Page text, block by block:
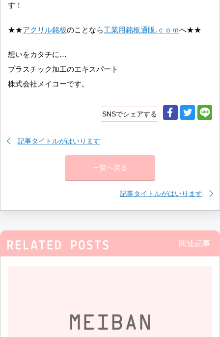
す！
★★アクリル銘板のことなら工業用銘板通販.ｃｏｍへ★★
想いをカタチに…
プラスチック加工のエキスパート
株式会社メイコーです。
SNSでシェアする
記事タイトルがはいります
一覧へ戻る
記事タイトルがはいります
関連記事